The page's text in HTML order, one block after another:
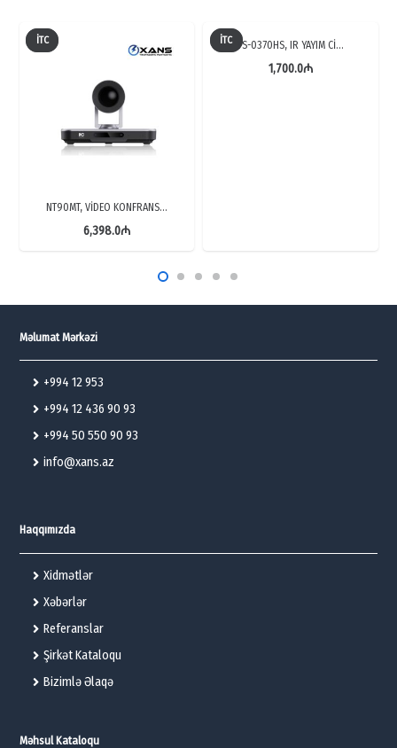
İTC
NT90MT, VİDEO KONFRANS…
6,398.0₼
İTC TS-0370HS, IR YAYIM Cİ…
1,700.0₼
Məlumat Mərkəzi
+994 12 953
+994 12 436 90 93
+994 50 550 90 93
info@xans.az
Haqqımızda
Xidmətlər
Xəbərlər
Referanslar
Şirkət Kataloqu
Bizimlə Əlaqə
Məhsul Kataloqu